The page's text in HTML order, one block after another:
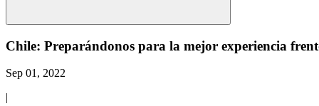
Chile: Preparándonos para la mejor experiencia
Sep 01, 2022
|